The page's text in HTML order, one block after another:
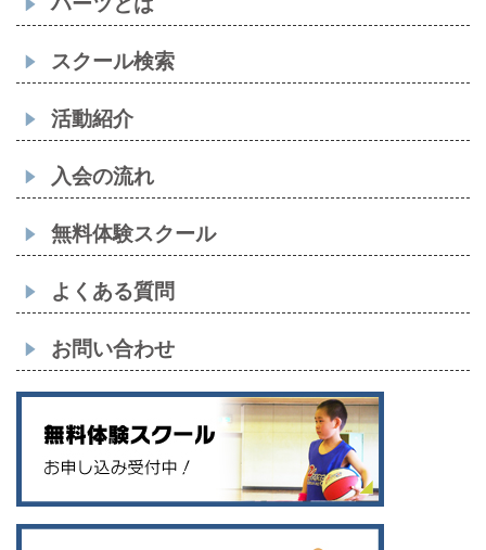
スクール検索
活動紹介
入会の流れ
無料体験スクール
よくある質問
お問い合わせ